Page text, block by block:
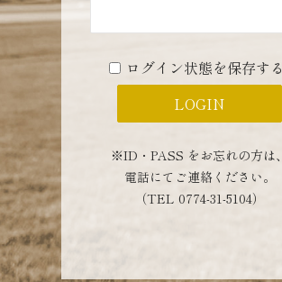
ログイン状態を保存する
※ID・PASS をお忘れの方は、
電話にてご連絡ください。
（TEL 0774-31-5104）